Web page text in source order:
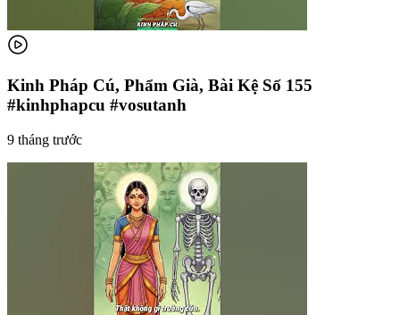
Kinh Pháp Cú, Phẩm Già, Bài Kệ Số 155
#kinhphapcu #vosutanh
9 tháng trước